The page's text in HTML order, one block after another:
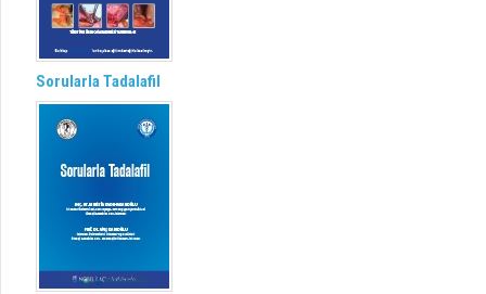
Sorularla Tadalafil